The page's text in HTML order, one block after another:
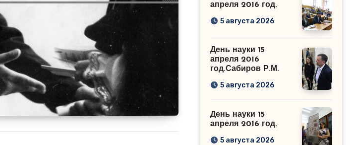
апреля 2016 год.
5 августа 2026
День науки 15
апреля 2016
год.Сабиров Р.М.
5 августа 2026
День науки 15
апреля 2016 год.
5 августа 2026